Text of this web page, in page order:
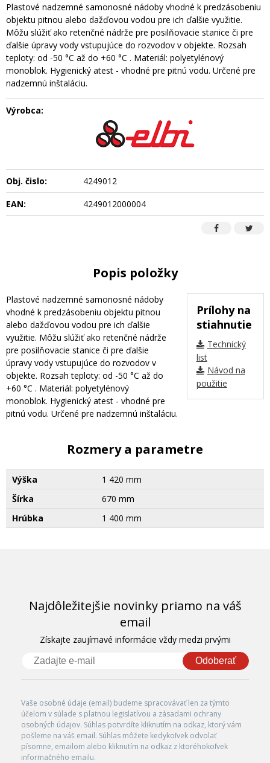
Plastové nadzemné samonosné nádoby vhodné k predzásobeniu
objektu pitnou alebo dažďovou vodou pre ich ďalšie využitie.
Môžu slúžiť ako retenčné nádrže pre posilňovacie stanice či pre
ďalšie úpravy vody vstupujúce do rozvodov v objekte. Rozsah
teploty: od -50 °C až do +60 °C . Materiál: polyetylénový
monoblok. Hygienický atest - vhodné pre pitnú vodu. Určené pre
nadzemnú inštaláciu.
Výrobca:
Obj. čislo:
4249012
EAN:
4249012000004
Popis položky
Prílohy na
stiahnutie
Technický
list
Návod na
použitie
Plastové nadzemné samonosné nádoby
vhodné k predzásobeniu objektu pitnou
alebo dažďovou vodou pre ich ďalšie
využitie. Môžu slúžiť ako retenčné nádrže
pre posilňovacie stanice či pre ďalšie
úpravy vody vstupujúce do rozvodov v
objekte. Rozsah teploty: od -50 °C až do
+60 °C . Materiál: polyetylénový
monoblok. Hygienický atest - vhodné pre
pitnú vodu. Určené pre nadzemnú inštaláciu.
Rozmery a parametre
Výška
1 420 mm
Šírka
670 mm
Hrúbka
1 400 mm
Najdôležitejšie novinky priamo na váš
email
Získajte zaujímavé informácie vždy medzi prvými
Odoberať
Vaše osobné údaje (email) budeme spracovávať len za týmto
účelom v súlade s platnou legislatívou a zásadami ochrany
osobných údajov. Súhlas potvrdíte kliknutím na odkaz, ktorý vám
pošleme na váš email. Súhlas môžete kedykoľvek odvolať
písomne, emailom alebo kliknutím na odkaz z ktoréhokoľvek
informačného emailu.